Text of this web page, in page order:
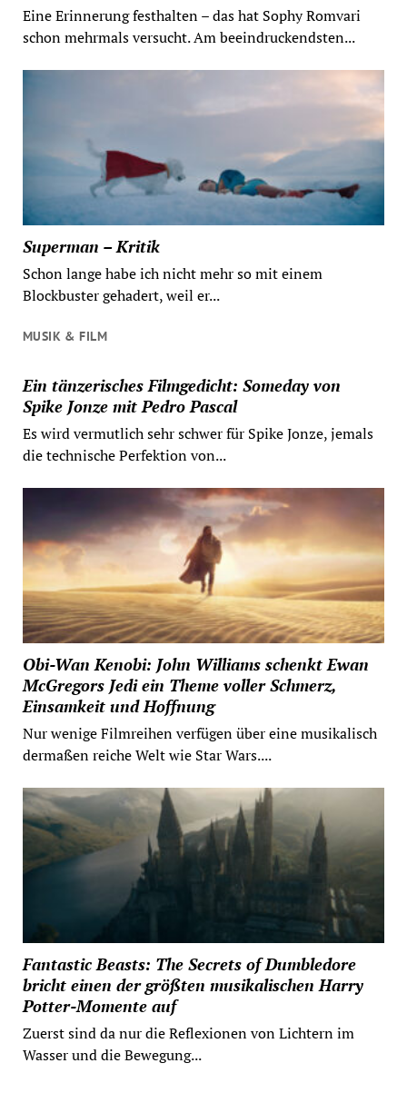
Eine Erinnerung festhalten – das hat Sophy Romvari
schon mehrmals versucht. Am beeindruckendsten...
Superman – Kritik
Schon lange habe ich nicht mehr so mit einem
Blockbuster gehadert, weil er...
MUSIK & FILM
Ein tänzerisches Filmgedicht: Someday von
Spike Jonze mit Pedro Pascal
Es wird vermutlich sehr schwer für Spike Jonze, jemals
die technische Perfektion von...
Obi-Wan Kenobi: John Williams schenkt Ewan
McGregors Jedi ein Theme voller Schmerz,
Einsamkeit und Hoffnung
Nur wenige Filmreihen verfügen über eine musikalisch
dermaßen reiche Welt wie Star Wars....
Fantastic Beasts: The Secrets of Dumbledore
bricht einen der größten musikalischen Harry
Potter-Momente auf
Zuerst sind da nur die Reflexionen von Lichtern im
Wasser und die Bewegung...